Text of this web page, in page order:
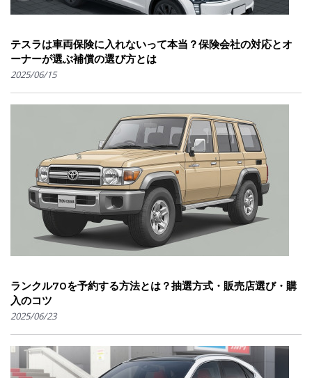
テスラは車両保険に入れないって本当？保険会社の対応とオ
ーナーが選ぶ補償の選び方とは
2025/06/15
ランクル70を予約する方法とは？抽選方式・販売店選び・購
入のコツ
2025/06/23